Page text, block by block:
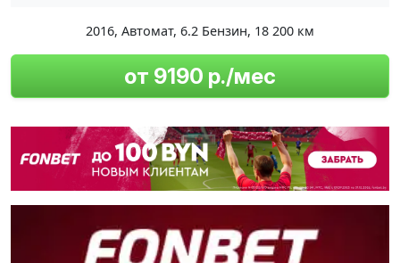
2016, Автомат, 6.2 Бензин, 18 200 км
от 9190 р./мес